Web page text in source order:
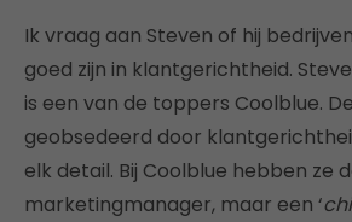
Ik vraag aan Steven of hij
goed zijn in klantgerichtheid.
is een van de toppers Coolblue.
geobsedeerd door
elk detail. Bij Coolblue hebben ze
marketingmanager, maar een ‘